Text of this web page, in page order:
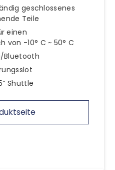
geschlossenes
Teile
einen
von -10° C ~ 50° C
Bluetooth
Shuttle